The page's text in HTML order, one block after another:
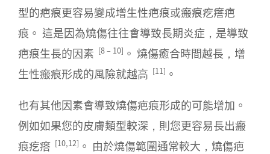
型的疤痕更容易變成增生性疤痕或瘢痕疙瘩疤
痕。 這是因為燒傷往往會導致長期炎症，是導致
疤痕生長的因素 [8– 10] 。 燒傷癒合時間越長，增
生性瘢痕形成的風險就越高 [11] 。
也有其他因素會導致燒傷疤痕形成的可能增加。
例如如果您的皮膚類型較深，則您更容易長出瘢
痕疙瘩 [10,12] 。 由於燒傷範圍通常較大，燒傷疤